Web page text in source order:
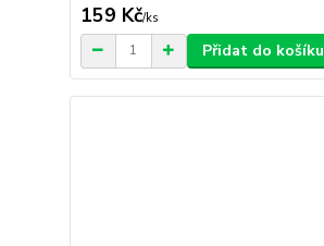
159 Kč/ks
Přidat do košíku